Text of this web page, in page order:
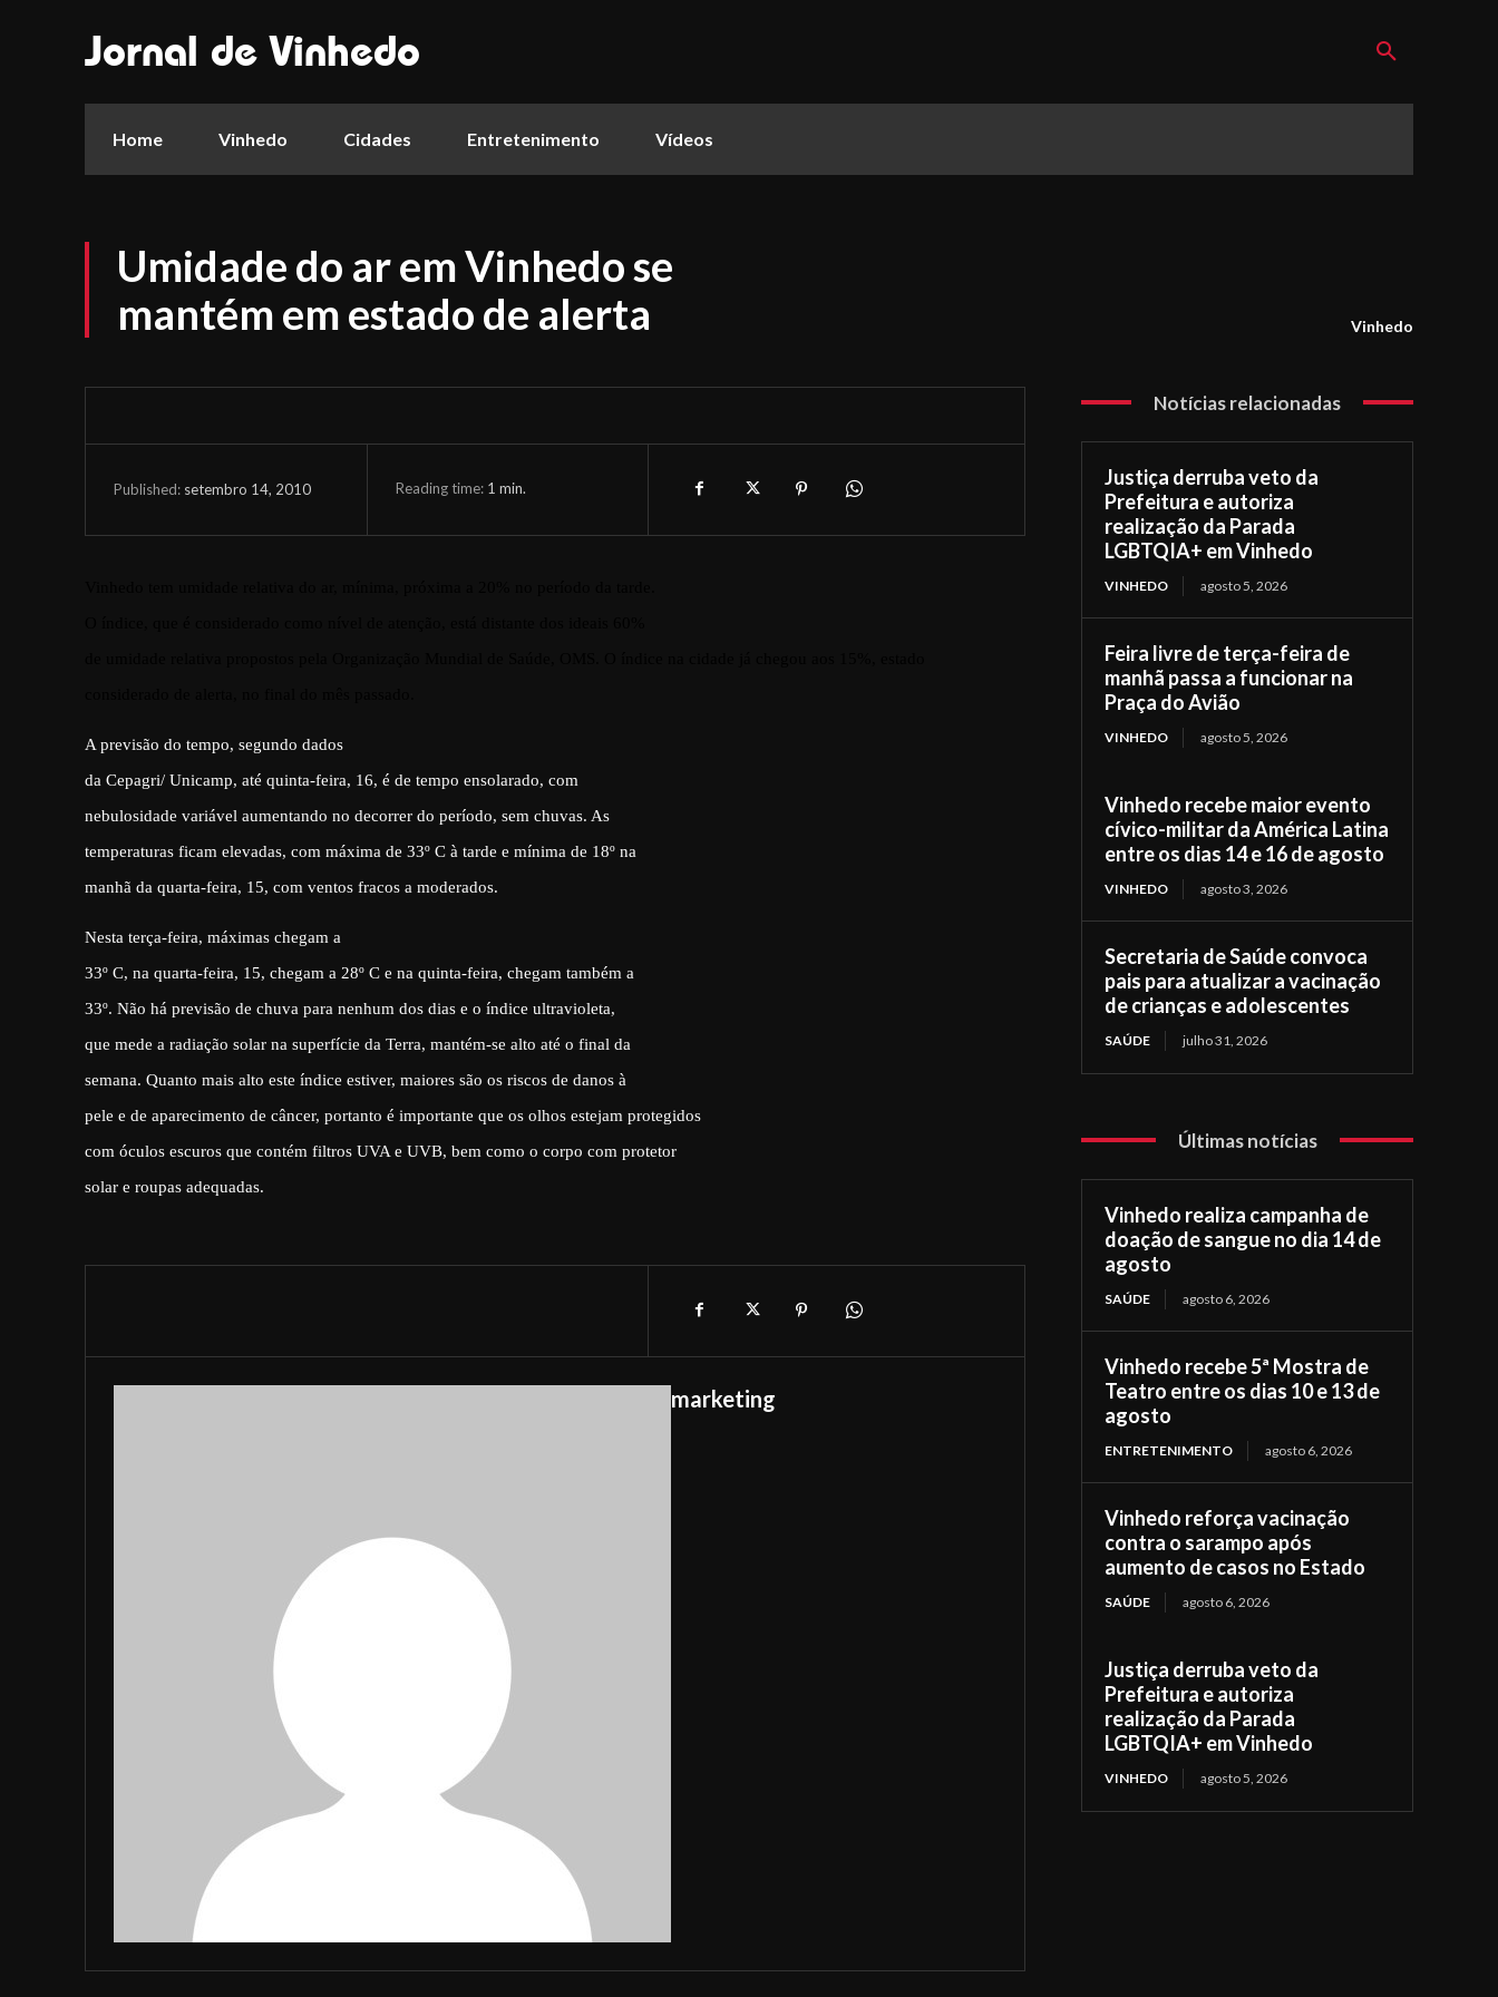
Jornal de Vinhedo
Home Vinhedo Cidades Entretenimento Vídeos
Umidade do ar em Vinhedo se
mantém em estado de alerta
Vinhedo
Published: setembro 14, 2010 Reading time: 1 min.
A previsão do tempo, segundo dados
da Cepagri/ Unicamp, até quinta-feira, 16, é de tempo ensolarado, com
nebulosidade variável aumentando no decorrer do período, sem chuvas. As
temperaturas ficam elevadas, com máxima de 33º C à tarde e mínima de 18º na
manhã da quarta-feira, 15, com ventos fracos a moderados.
Nesta terça-feira, máximas chegam a
33º C, na quarta-feira, 15, chegam a 28º C e na quinta-feira, chegam também a
33º. Não há previsão de chuva para nenhum dos dias e o índice ultravioleta,
que mede a radiação solar na superfície da Terra, mantém-se alto até o final da
semana. Quanto mais alto este índice estiver, maiores são os riscos de danos à
pele e de aparecimento de câncer, portanto é importante que os olhos estejam protegidos
com óculos escuros que contém filtros UVA e UVB, bem como o corpo com protetor
solar e roupas adequadas.
marketing
Notícias relacionadas
Justiça derruba veto da
Prefeitura e autoriza
realização da Parada
LGBTQIA+ em Vinhedo
VINHEDO agosto 5, 2026
Feira livre de terça-feira de
manhã passa a funcionar na
Praça do Avião
VINHEDO agosto 5, 2026
Vinhedo recebe maior evento
cívico-militar da América Latina
entre os dias 14 e 16 de agosto
VINHEDO agosto 3, 2026
Secretaria de Saúde convoca
pais para atualizar a vacinação
de crianças e adolescentes
SAÚDE julho 31, 2026
Últimas notícias
Vinhedo realiza campanha de
doação de sangue no dia 14 de
agosto
SAÚDE agosto 6, 2026
Vinhedo recebe 5ª Mostra de
Teatro entre os dias 10 e 13 de
agosto
ENTRETENIMENTO agosto 6, 2026
Vinhedo reforça vacinação
contra o sarampo após
aumento de casos no Estado
SAÚDE agosto 6, 2026
Justiça derruba veto da
Prefeitura e autoriza
realização da Parada
LGBTQIA+ em Vinhedo
VINHEDO agosto 5, 2026